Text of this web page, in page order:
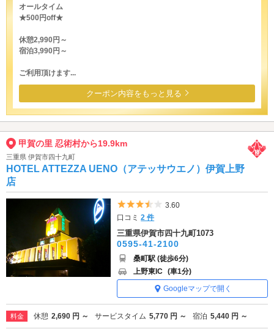
オールタイム
★500円off★
休憩2,990円～
宿泊3,990円～
ご利用頂けます...
クーポン内容をもっと見る
甲賀の里 忍術村から19.9km
三重県 伊賀市四十九町
HOTEL ATTEZZA UENO（アテッサウエノ）伊賀上野
店
5つ星のうち3.5
3.60
口コミ2 件
三重県伊賀市四十九町1073
0595-41-2100
桑町駅 (徒歩6分)
上野東IC (車1分)
Googleマップで開く
料金 休憩 2,690 円 ～ サービスタイム 5,770 円 ～ 宿泊 5,440 円 ～